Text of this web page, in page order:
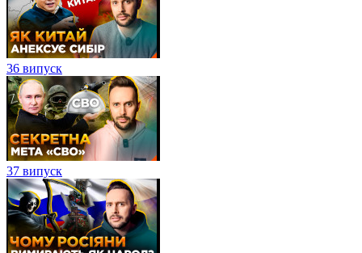
36 випуск
37 випуск